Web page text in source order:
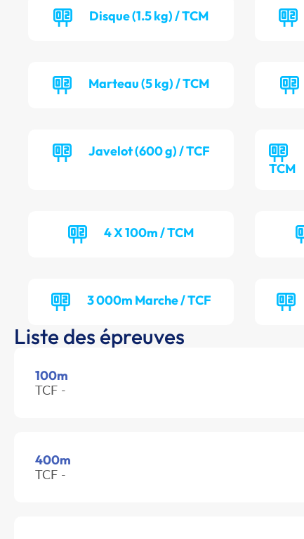
Disque (1.5 kg) / TCM
Marteau (5 kg) / TCM
Javelot (600 g) / TCF
TCM
4 X 100m / TCM
3 000m Marche / TCF
Liste des épreuves
100m
TCF -
400m
TCF -